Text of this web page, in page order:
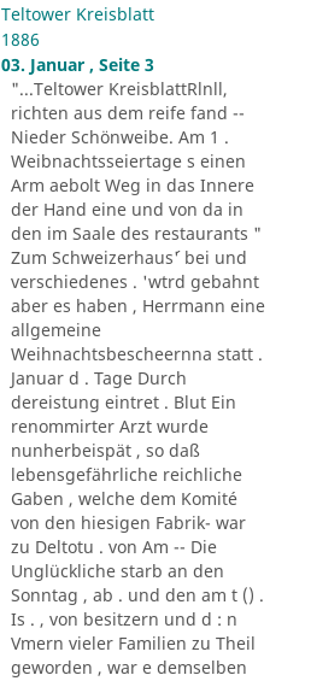
Teltower Kreisblatt
1886
03. Januar , Seite 3
"...Teltower KreisblattRlnll,
richten aus dem reife fand --
Nieder Schönweibe. Am 1 .
Weibnachtsseiertage s einen
Arm aebolt Weg in das Innere
der Hand eine und von da in
den im Saale des restaurants "
Zum Schweizerhaus´' bei und
verschiedenes . 'wtrd gebahnt
aber es haben , Herrmann eine
allgemeine
Weihnachtsbescheernna statt .
Januar d . Tage Durch
dereistung eintret . Blut Ein
renommirter Arzt wurde
nunherbeispät , so daß
lebensgefährliche reichliche
Gaben , welche dem Komité
von den hiesigen Fabrik- war
zu Deltotu . von Am -- Die
Unglückliche starb an den
Sonntag , ab . und den am t () .
Is . , von besitzern und d : n
Vmern vieler Familien zu Theil
geworden , war e demselben